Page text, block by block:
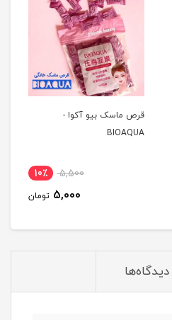
قرص ماسک بیو آکوا -
BIOAQUA
5,500 10٪
5,000 تومان
دیدگاه‌ها